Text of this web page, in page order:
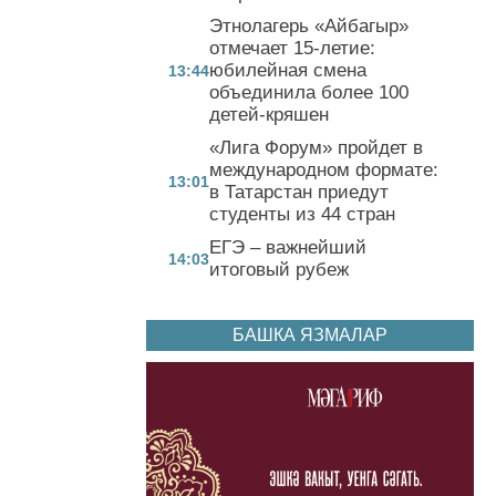
13:44
Этнолагерь «Айбагыр»
отмечает 15-летие:
юбилейная смена
объединила более 100
детей-кряшен
13:01
«Лига Форум» пройдет в
международном формате:
в Татарстан приедут
студенты из 44 стран
14:03
ЕГЭ – важнейший
итоговый рубеж
БАШКА ЯЗМАЛАР